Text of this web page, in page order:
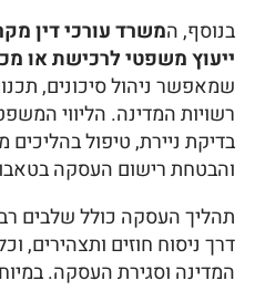
בנוסף, המשרד עורכי דין
ייעוץ משפטי לרכישת או
שמאפשר ניהול סיכונים,
רשויות המדינה. הליווי
בדיקת ניירת, טיפול
והבטחת רישום העסקה
תהליך העסקה כולל שלבים
דרך ניסוח חוזים ותצהירים,
המדינה וסגירת העסקה.